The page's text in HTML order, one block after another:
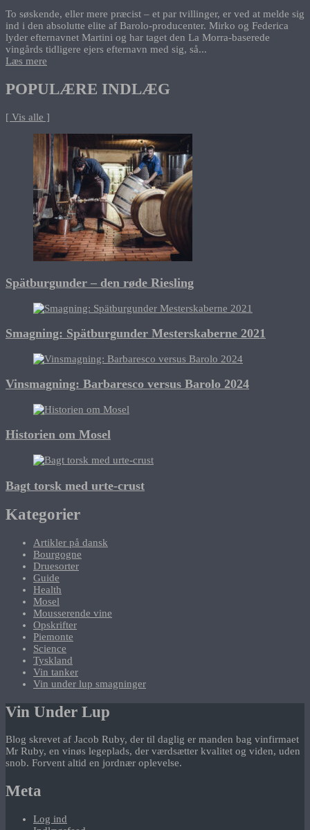
To søskende, eller mere præcist – et par tvillinger, er ved at melde sig
ind i den absolutte elite af Barolo-producenter. Mirko og Federica
lyder efternavnet Martini og har taget den La Morra-baserede
vingårds tidligere ejers efternavn med sig, så...
Læs mere
POPULÆRE INDLÆG
[ Vis alle ]
Spätburgunder – den røde Riesling
Smagning: Spätburgunder Mesterskaberne 2021
Vinsmagning: Barbaresco versus Barolo 2024
Historien om Mosel
Bagt torsk med urte-crust
Kategorier
Artikler på dansk
Bourgogne
Druesorter
Guide
Health
Mosel
Mousserende vine
Opskrifter
Piemonte
Science
Tyskland
Vin tanker
Vin under lup smagninger
Vin Under Lup
Blog skrevet af Jacob Ruby, der til daglig er manden bag vinfirmaet
Mr Ruby, en vinøs legeplads, der værdsætter kvalitet og viden, uden
snob. Forvent altid en jordnær oplevelse.
Meta
Log ind